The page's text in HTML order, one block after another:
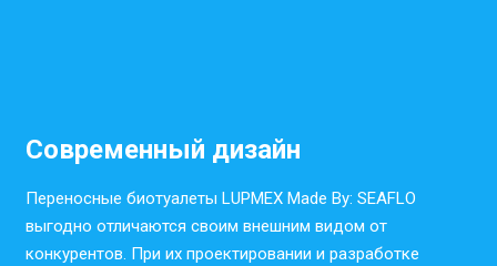
Современный дизайн
Переносные биотуалеты LUPMEX Made By: SEAFLO
выгодно отличаются своим внешним видом от
конкурентов. При их проектировании и разработке